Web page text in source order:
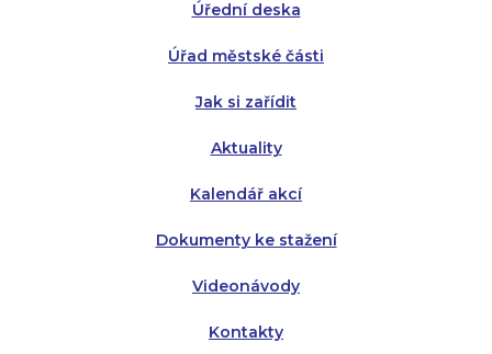
Úřední deska
Úřad městské části
Jak si zařídit
Aktuality
Kalendář akcí
Dokumenty ke stažení
Videonávody
Kontakty
Čtvrtek:
Pátek:
Čtvrtek: